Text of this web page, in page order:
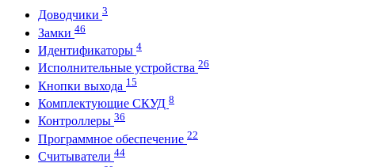
Доводчики 3
Замки 46
Идентификаторы 4
Исполнительные устройства 26
Кнопки выхода 15
Комплектующие СКУД 8
Контроллеры 36
Программное обеспечение 22
Считыватели 44